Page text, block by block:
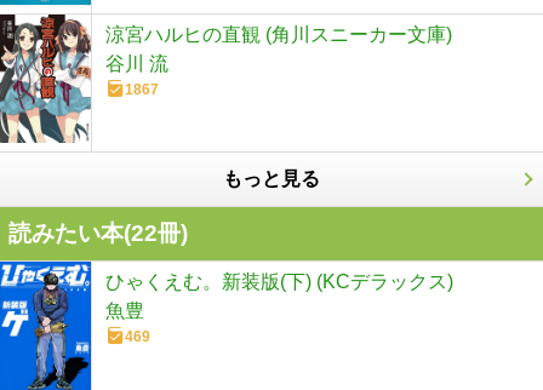
涼宮ハルヒの直観 (角川スニーカー文庫)
谷川 流
1867
もっと見る
読みたい本(22冊)
ひゃくえむ。新装版(下) (KCデラックス)
魚豊
469